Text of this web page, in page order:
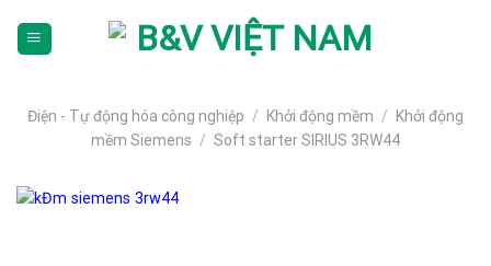
dịch)Điện - Tự động hóa công nghiệp / Khởi động mềm /
Khởi động
mềm Siemens / Soft starter SIRIUS 3RW44